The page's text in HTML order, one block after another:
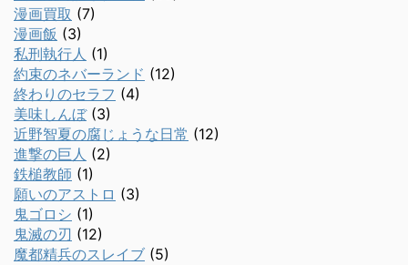
漫画買取 (7)
漫画飯 (3)
私刑執行人 (1)
約束のネバーランド (12)
終わりのセラフ (4)
美味しんぼ(3)
近野智夏の腐じょうな日常 (12)
進撃の巨人 (2)
鉄槌教師 (1)
願いのアストロ (3)
鬼ゴロシ (1)
鬼滅の刃 (12)
魔都精兵のスレイブ (5)